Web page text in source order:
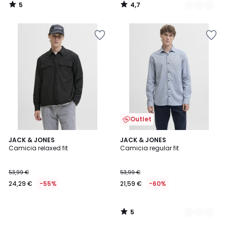
5
/
4,7
/
JACK & JONES
Camicia relaxed fit
53,99 €
24,29 € -55%
Outlet
JACK & JONES
Camicia regular fit
53,99 €
21,59 € -60%
5
/
2
Colori
5
/